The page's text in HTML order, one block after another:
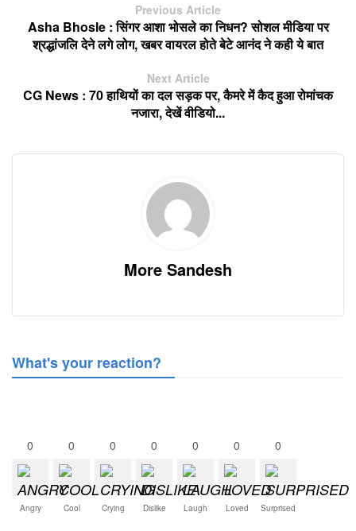
Previous Article
Asha Bhosle : सिंगर आशा भोसले का निधन? सोशल मीडिया पर
श्रद्धांजलि देने लगे लोग, खबर वायरल होते बेटे आनंद ने कही ये बात
Next Article
CG News : 70 हाथियों का दल सड़क पर, कैमरे में कैद हुआ रोमांचक
नजारा, देखें वीडियो...
More Sandesh
What's your reaction?
0
Angry
0
Cool
0
Crying
0
Dislike
0
Laugh
0
Loved
0
Surprised